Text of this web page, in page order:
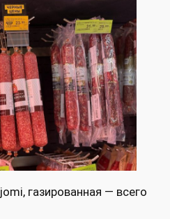
газированная — всего